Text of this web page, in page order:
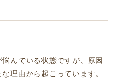
んでいる状態ですが、原因
理由から起こっています。